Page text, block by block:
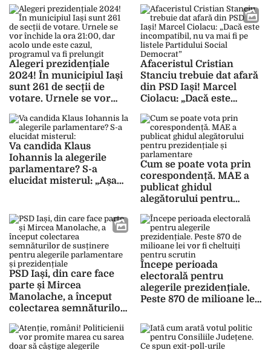
Alegeri prezidențiale
2024! În municipiul Iași
sunt 261 de secții de
votare. Urnele se vor
acolo unde este cazul,
programul va fi prelungit
Afaceristul Cristian
Stanciu trebuie dat afară
din PSD Iași! Marcel
Ciolacu: „Dacă este
pe listele Partidului
Social Democrat”
Va candida Klaus
Iohannis la alegerile
parlamentare? S-a
elucidat misterul: „Așa
Cum se poate vota prin
corespondență. MAE a
publicat ghidul
alegătorului pentru
parlamentare
PSD Iași, din care face
parte și Mircea
Manolache, a început
colectarea semnăturilor
alegerile parlamentare
și prezidențiale
Începe perioada
electorală pentru
alegerile prezidențiale.
Peste 870 de milioane lei
scrutin